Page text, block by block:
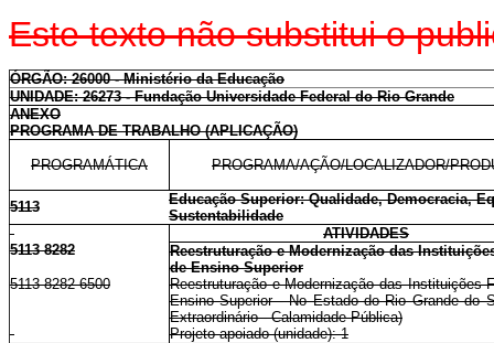
Este texto não substitui o
ÓRGÃO: 26000 - Ministério da Educação
UNIDADE: 26273 - Fundação Universidade Federal do Rio Grande
ANEXO
PROGRAMA DE TRABALHO (APLICAÇÃO)
PROGRAMÁTICA PROGRAMA/AÇÃO/LOCALIZADOR/
5113
Educação Superior: Qualidade, Democracia,
Sustentabilidade
ATIVIDADES
5113 8282
Reestruturação e Modernização das
de Ensino Superior
5113 8282 6500
Reestruturação e Modernização das Instituições
Ensino Superior - No Estado do Rio Grande do
Extraordinário - Calamidade Pública)
Projeto apoiado (unidade): 1